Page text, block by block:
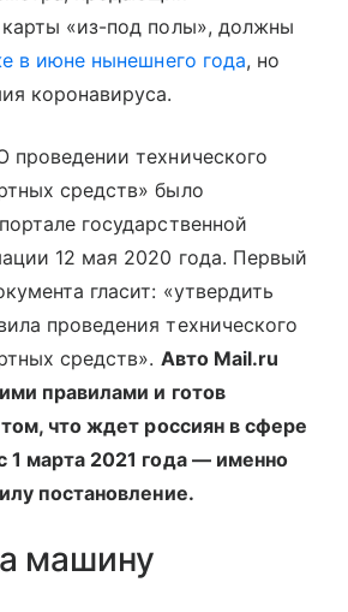
карты «из-под полы», должны
в июне нынешнего года, но
коронавируса.
проведении технического
средств» было
государственной
12 мая 2020 года. Первый
гласит: «утвердить
проведения технического
средств». Авто Mail.ru
правилами и готов
том, что ждет россиян в сфере
1 марта 2021 года — именно
постановление.
машину